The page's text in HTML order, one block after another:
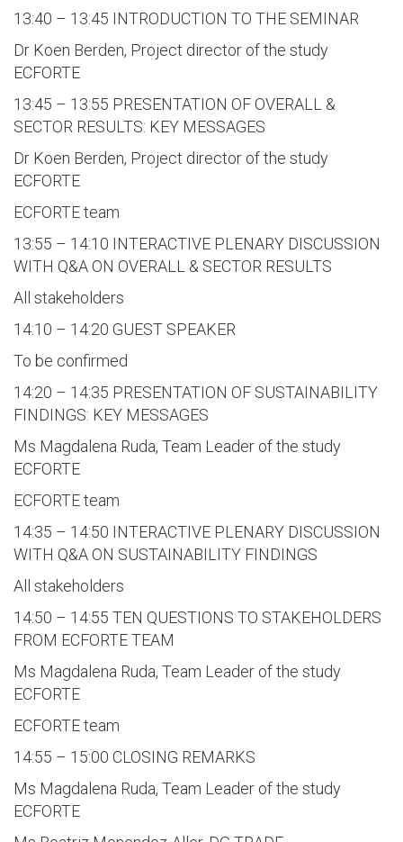
13:40 – 13:45 INTRODUCTION TO THE SEMINAR
Dr Koen Berden, Project director of the study
ECFORTE
13:45 – 13:55 PRESENTATION OF OVERALL &
SECTOR RESULTS: KEY MESSAGES
Dr Koen Berden, Project director of the study
ECFORTE
ECFORTE team
13:55 – 14:10 INTERACTIVE PLENARY DISCUSSION
WITH Q&A ON OVERALL & SECTOR RESULTS
All stakeholders
14:10 – 14:20 GUEST SPEAKER
To be confirmed
14:20 – 14:35 PRESENTATION OF SUSTAINABILITY
FINDINGS: KEY MESSAGES
Ms Magdalena Ruda, Team Leader of the study
ECFORTE
ECFORTE team
14:35 – 14:50 INTERACTIVE PLENARY DISCUSSION
WITH Q&A ON SUSTAINABILITY FINDINGS
All stakeholders
14:50 – 14:55 TEN QUESTIONS TO STAKEHOLDERS
FROM ECFORTE TEAM
Ms Magdalena Ruda, Team Leader of the study
ECFORTE
ECFORTE team
14:55 – 15:00 CLOSING REMARKS
Ms Magdalena Ruda, Team Leader of the study
ECFORTE